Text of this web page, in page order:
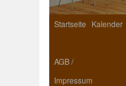
Startseite Kalender
AGB /
Impressum